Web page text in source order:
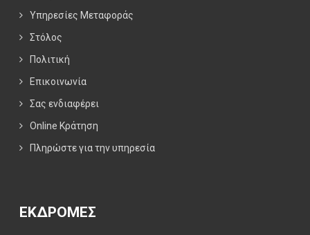
Υπηρεσίες Μεταφοράς
Στόλος
Πολιτική
Επικοινωνία
Σας ενδιαφέρει
Online Κράτηση
Πληρώστε για την υπηρεσία
ΕΚΔΡΟΜΕΣ